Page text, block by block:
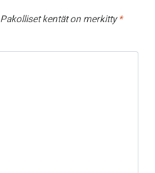
Pakolliset kentät on merkitty*